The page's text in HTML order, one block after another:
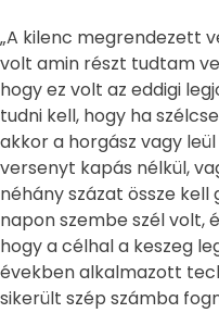
„A kilenc megrendezett
volt amin részt tudtam
hogy ez volt az eddigi
tudni kell, hogy ha
akkor a horgász vagy
versenyt kapás nélkül,
néhány százat össze
napon szembe szél volt,
hogy a célhal a keszeg
években alkalmazott
sikerült szép számba